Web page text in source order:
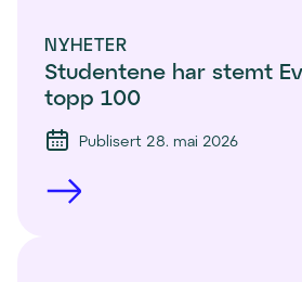
NYHETER
Studentene har stemt
topp 100
Publisert 28. mai 2026